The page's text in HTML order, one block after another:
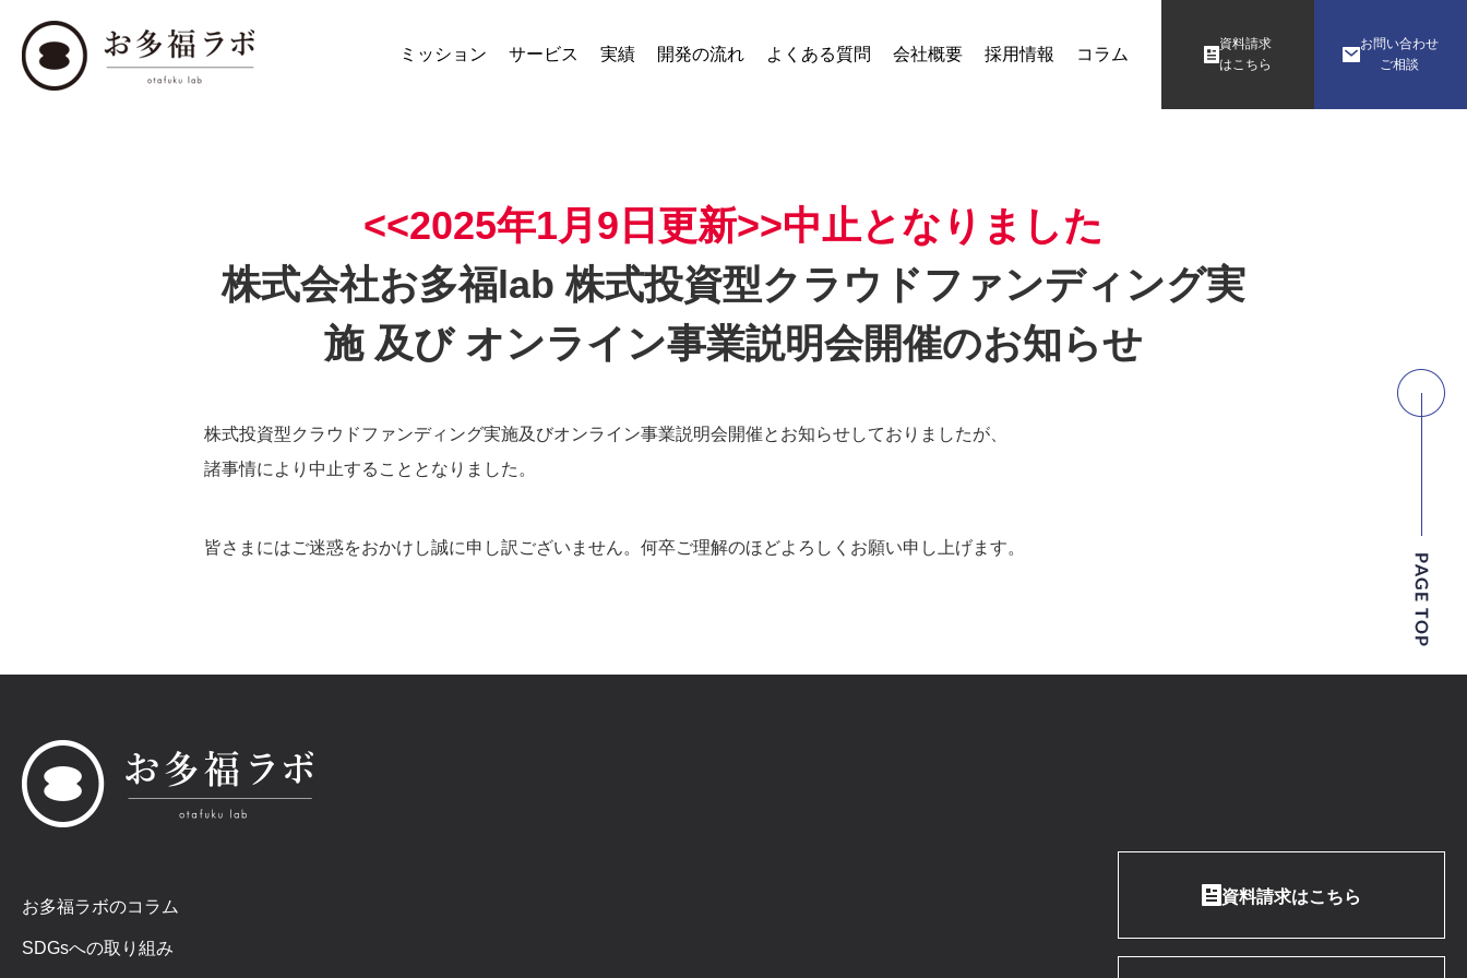
ミッション サービス 実績 開発の流れ よくある質問 会社概要 採用情報 コラム
資料請求
はこちら
お問い合わせ
ご相談
<<2025年1月9日更新>>中止となりました
株式会社お多福lab 株式投資型クラウドファンディング実
施 及び オンライン事業説明会開催のお知らせ
株式投資型クラウドファンディング実施及びオンライン事業説明会開催とお知らせしておりましたが、
諸事情により中止することとなりました。
皆さまにはご迷惑をおかけし誠に申し訳ございません。何卒ご理解のほどよろしくお願い申し上げます。
お多福ラボのコラム
SDGsへの取り組み
資料請求はこちら